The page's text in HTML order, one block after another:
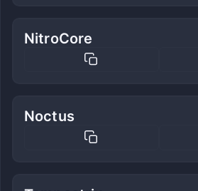
NitroCore
Noctus